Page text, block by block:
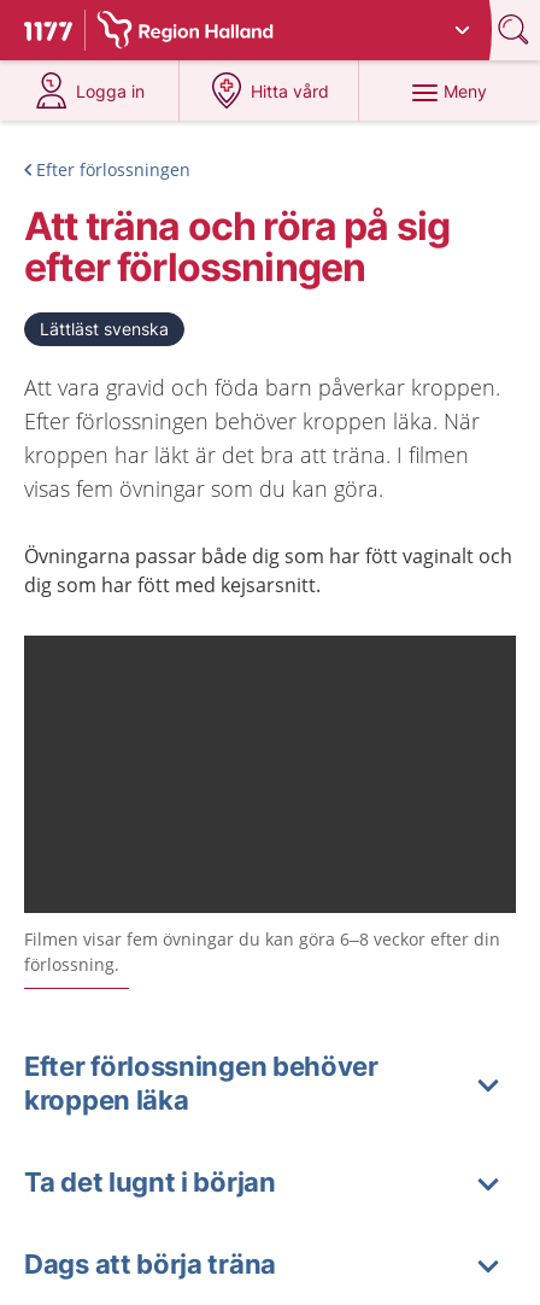
Till startsidan för 1177
Du har valt region Halland
Logga in
på 1177.se
Hitta vård
på 1177.se
Meny
Efter förlossningen
Att träna och röra på sig
efter förlossningen
Lättläst svenska
Att vara gravid och föda barn påverkar kroppen.
Efter förlossningen behöver kroppen läka. När
kroppen har läkt är det bra att träna. I filmen
visas fem övningar som du kan göra.
Övningarna passar både dig som har fött vaginalt och
dig som har fött med kejsarsnitt.
Filmen visar fem övningar du kan göra 6–8 veckor efter din
förlossning.
Efter förlossningen behöver
kroppen läka
Ta det lugnt i början
Dags att börja träna